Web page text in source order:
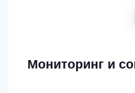
Мониторинг и